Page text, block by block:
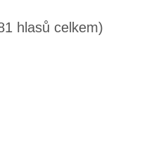
hlasů celkem)